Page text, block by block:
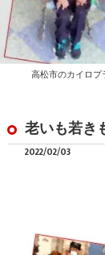
老いも若き
2022/02/03